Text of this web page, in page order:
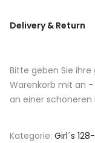
Delivery & Return
Bitte geben Sie
Warenkorb mit an -
an einer schöneren
Kategorie: Girl´s